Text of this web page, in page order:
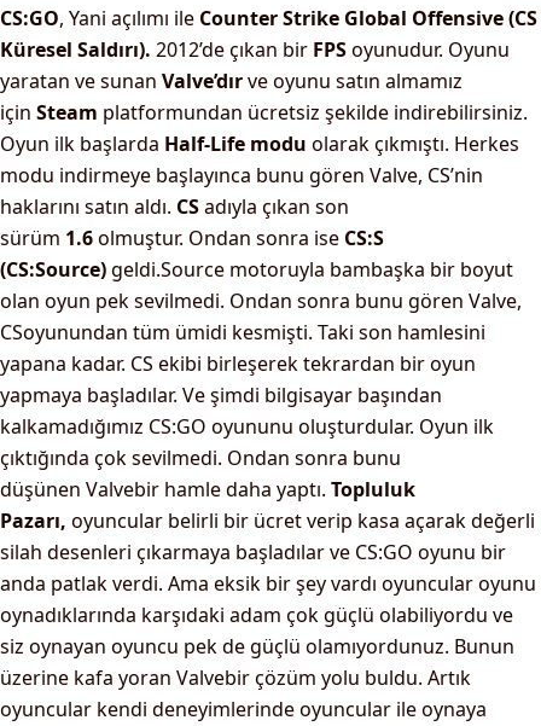
CS:GO, Yani açılımı ile Counter Strike Global Offensive (CS
Küresel Saldırı). 2012’de çıkan bir FPSoyunudur. Oyunu
yaratan ve sunan Valve’dırve oyunu satın almamız
için Steam platformundan ücretsiz şekilde indirebilirsiniz.
Oyun ilk başlarda Half-Life modu olarak çıkmıştı. Herkes
modu indirmeye başlayınca bunu gören Valve, CS’nin
haklarını satın aldı. CSadıyla çıkan son
sürüm 1.6olmuştur. Ondan sonra ise CS:S
(CS:Source)geldi.Source motoruyla bambaşka bir boyut
olan oyun pek sevilmedi. Ondan sonra bunu gören Valve,
CSoyunundan tüm ümidi kesmişti. Taki son hamlesini
yapana kadar. CS ekibi birleşerek tekrardan bir oyun
yapmaya başladılar. Ve şimdi bilgisayar başından
kalkamadığımız CS:GO oyununu oluşturdular. Oyun ilk
çıktığında çok sevilmedi. Ondan sonra bunu
düşünen Valvebir hamle daha yaptı. Topluluk
Pazarı, oyuncular belirli bir ücret verip kasa açarak değerli
silah desenleri çıkarmaya başladılar ve CS:GO oyunu bir
anda patlak verdi. Ama eksik bir şey vardı oyuncular oyunu
oynadıklarında karşıdaki adam çok güçlü olabiliyordu ve
siz oynayan oyuncu pek de güçlü olamıyordunuz. Bunun
üzerine kafa yoran Valvebir çözüm yolu buldu. Artık
oyuncular kendi deneyimlerinde oyuncular ile oynaya